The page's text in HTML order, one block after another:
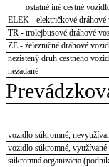
ostatné iné cestné
ELEK - električkové dráhové
TR - trolejbusové dráhové
ZE - železničné dráhové
nezistený druh cestného
nezadané
vozidlo súkromné,
vozidlo súkromné,
súkromná organizácia